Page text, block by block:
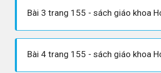
Bài 3 trang 155 - sách giáo khoa
Bài 4 trang 155 - sách giáo khoa